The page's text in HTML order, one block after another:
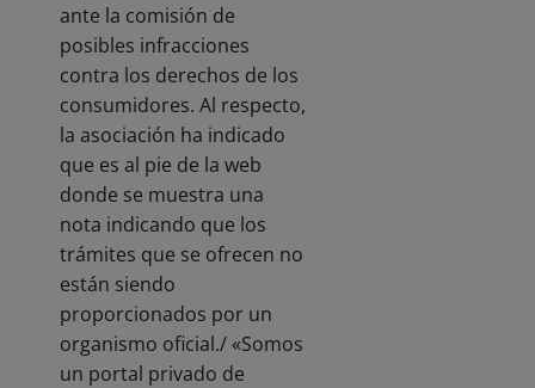
ante la comisión de
posibles infracciones
contra los derechos de los
consumidores. Al respecto,
la asociación ha indicado
que es al pie de la web
donde se muestra una
nota indicando que los
trámites que se ofrecen no
están siendo
proporcionados por un
organismo oficial./ «Somos
un portal privado de